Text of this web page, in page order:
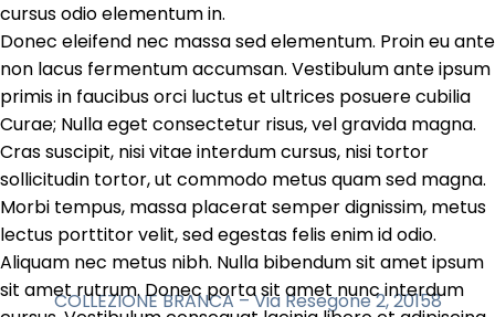
cursus odio elementum in.
Donec eleifend nec massa sed elementum. Proin eu ante
non lacus fermentum accumsan. Vestibulum ante ipsum
primis in faucibus orci luctus et ultrices posuere cubilia
Curae; Nulla eget consectetur risus, vel gravida magna.
Cras suscipit, nisi vitae interdum cursus, nisi tortor
sollicitudin tortor, ut commodo metus quam sed magna.
Morbi tempus, massa placerat semper dignissim, metus
lectus porttitor velit, sed egestas felis enim id odio.
Aliquam nec metus nibh. Nulla bibendum sit amet ipsum
sit amet rutrum. Donec porta sit amet nunc interdum
COLLEZIONE BRANCA – Via Resegone 2, 20158